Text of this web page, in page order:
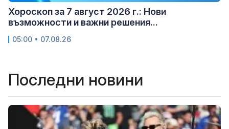
Хороскоп за 7 август 2026 г.: Нови
възможности и важни решения...
05:00 • 07.08.26
Последни новини